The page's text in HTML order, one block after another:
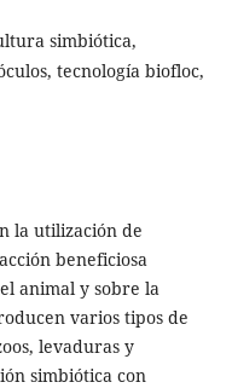
simbiótica,
tecnología biofloc,
la utilización de
beneficiosa
animal y sobre la
varios tipos de
levaduras y
simbiótica con